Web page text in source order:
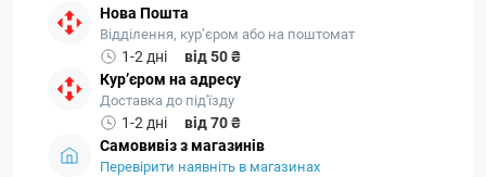
Нова Пошта
Відділення, кур’єром або на поштомат
1-2 дні
від 50 ₴
Кур’єром на адресу
Доставка до під'їзду
1-2 дні
від 70 ₴
Самовивіз з магазинів
Перевірити наявніть в магазинах